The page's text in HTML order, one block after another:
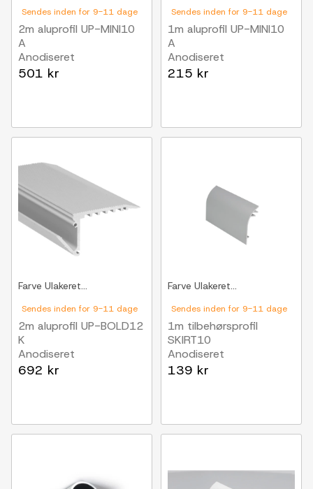
Sendes inden for 9-11 dage
2m aluprofil UP-MINI10
A
Anodiseret
501 kr
Sendes inden for 9-11 dage
1m aluprofil UP-MINI10
A
Anodiseret
215 kr
Sendes inden for 9-11 dage
Farve Ulakeret...
2m aluprofil UP-BOLD12
K
Anodiseret
692 kr
Sendes inden for 9-11 dage
Farve Ulakeret...
1m tilbehørsprofil
SKIRT10
Anodiseret
139 kr